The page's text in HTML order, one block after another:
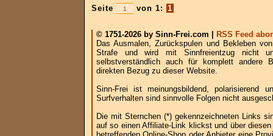
Seite von 1: 1
© 1751-2026 by Sinn-Frei.com |
RSS Feed
Das Ausmalen, Zurückspulen und Bekleben
Strafe und wird mit Sinnfreientzug nicht
selbstverständlich auch für komplett andere
direkten Bezug zu dieser Website.
Sinn-Frei ist meinungsbildend, polarisierend
Surfverhalten sind sinnvolle Folgen nicht
Die mit Sternchen (*) gekennzeichneten Links
auf so einen Affiliate-Link klickst und über